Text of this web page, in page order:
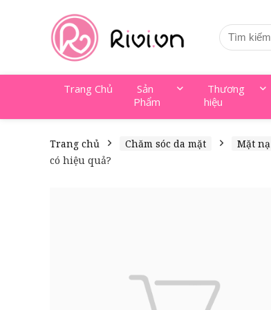
Trang Chủ
Sản
Phẩm
Thương
hiệu
Trang chủ Chăm sóc da mặt Mặt nạ
có hiệu quả?